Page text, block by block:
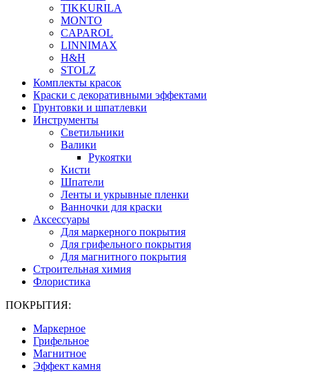
TIKKURILA
MONTO
CAPAROL
LINNIMAX
H&H
STOLZ
Комплекты красок
Краски с декоративными эффектами
Грунтовки и шпатлевки
Инструменты
Светильники
Валики
Рукоятки
Кисти
Шпатели
Ленты и укрывные пленки
Ванночки для краски
Аксессуары
Для маркерного покрытия
Для грифельного покрытия
Для магнитного покрытия
Строительная химия
Флористика
ПОКРЫТИЯ:
Маркерное
Грифельное
Магнитное
Эффект камня